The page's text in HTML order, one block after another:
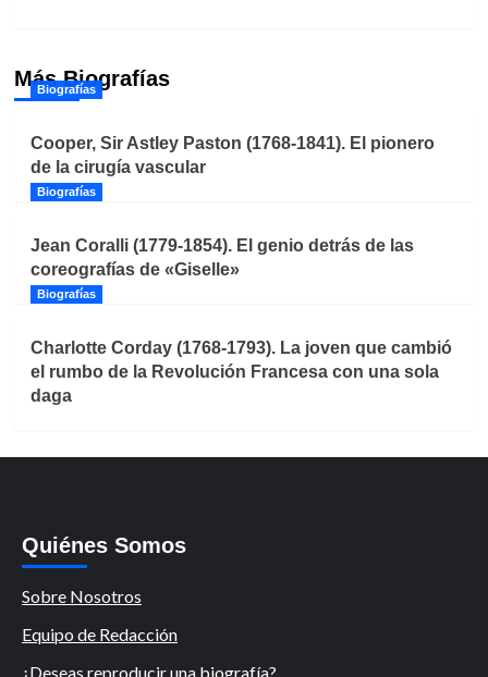
Más Biografías
Biografías
Cooper, Sir Astley Paston (1768-1841). El pionero
de la cirugía vascular
Biografías
Jean Coralli (1779-1854). El genio detrás de las
coreografías de «Giselle»
Biografías
Charlotte Corday (1768-1793). La joven que cambió
el rumbo de la Revolución Francesa con una sola
daga
Quiénes Somos
Sobre Nosotros
Equipo de Redacción
¿Deseas reproducir una biografía?